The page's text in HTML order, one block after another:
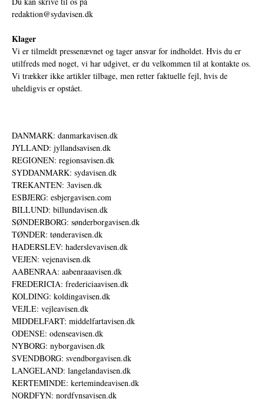
redaktion@sydavisen.dk
Klager
Vi er tilmeldt pressenævnet og tager ansvar for indholdet. Hvis du er
utilfreds med noget, vi har udgivet, er du velkommen til at kontakte os.
Vi trækker ikke artikler tilbage, men retter faktuelle fejl, hvis de
uheldigvis er opstået.
DANMARK: danmarkavisen.dk
JYLLAND: jyllandsavisen.dk
REGIONEN: regionsavisen.dk
SYDDANMARK: sydavisen.dk
TREKANTEN: 3avisen.dk
ESBJERG: esbjergavisen.com
BILLUND: billundavisen.dk
SØNDERBORG: sønderborgavisen.dk
TØNDER: tønderavisen.dk
HADERSLEV: haderslevavisen.dk
VEJEN: vejenavisen.dk
AABENRAA: aabenraaavisen.dk
FREDERICIA: fredericiaavisen.dk
KOLDING: koldingavisen.dk
VEJLE: vejleavisen.dk
MIDDELFART: middelfartavisen.dk
ODENSE: odenseavisen.dk
NYBORG: nyborgavisen.dk
SVENDBORG: svendborgavisen.dk
LANGELAND: langelandavisen.dk
KERTEMINDE: kertemindeavisen.dk
NORDFYN: nordfynsavisen.dk